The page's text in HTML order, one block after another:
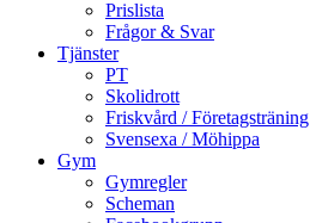
Prislista
Frågor & Svar
Tjänster
PT
Skolidrott
Friskvård / Företagsträning
Svensexa / Möhippa
Gym
Gymregler
Scheman